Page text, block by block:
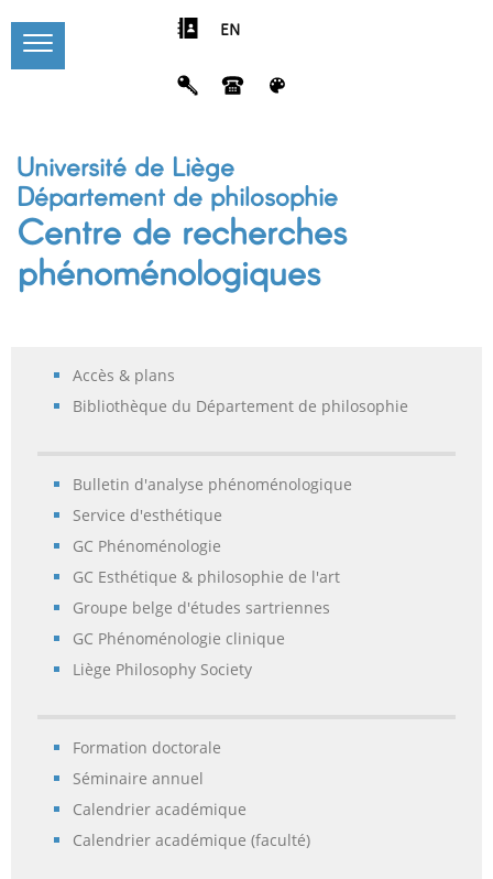
EN
Université de Liège
Département de philosophie
Centre de recherches
phénoménologiques
Accès & plans
Bibliothèque du Département de philosophie
Bulletin d'analyse phénoménologique
Service d'esthétique
GC Phénoménologie
GC Esthétique & philosophie de l'art
Groupe belge d'études sartriennes
GC Phénoménologie clinique
Liège Philosophy Society
Formation doctorale
Séminaire annuel
Calendrier académique
Calendrier académique (faculté)